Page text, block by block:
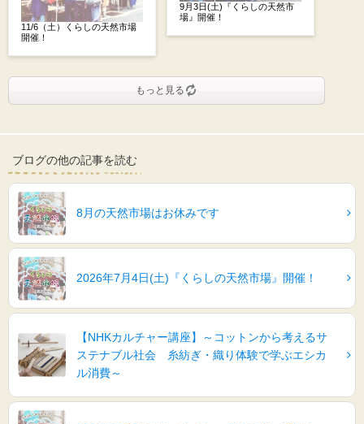
11/6（土）くらしの天然市場
開催！
9月3日(土)『くらしの天然市
場』開催！
もっと見る
ブログの他の記事を読む
8月の天然市場はお休みです
2026年7月4日(土)『くらしの天然市場』開催！
【NHKカルチャー講座】～コットンから考えるサ
ステナブル社会 糸紡ぎ・織り体験で学ぶエシカ
ル消費～